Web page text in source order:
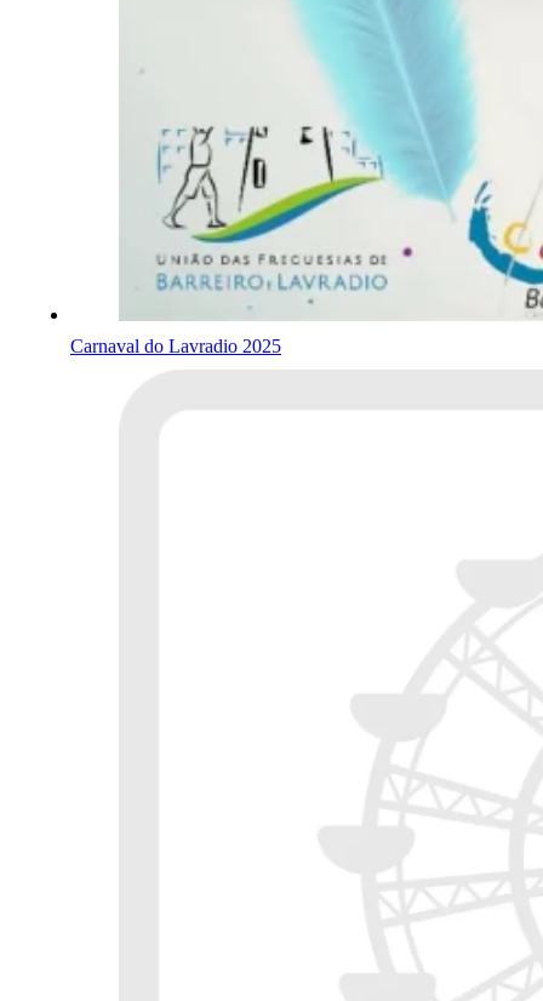
Carnaval do Lavradio 2025